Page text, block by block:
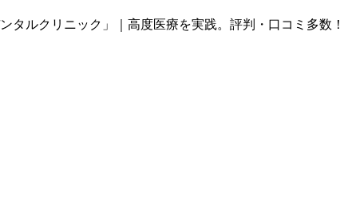
タルクリニック」｜高度医療を実践。評判・口コミ多数！